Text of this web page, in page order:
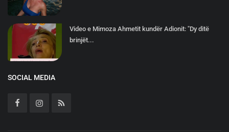
Video e Mimoza Ahmetit kundër Adionit: "Dy ditë
brinjët...
SOCIAL MEDIA